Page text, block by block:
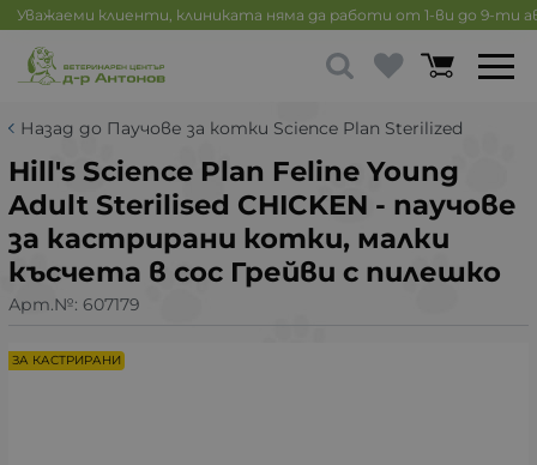
Уважаеми клиенти, клиниката няма да работи от 1-ви до 9-ти
Назад до Паучове за котки Science Plan Sterilized
Hill's Science Plan Feline Young
Adult Sterilised CHICKEN - паучове
за кастрирани котки, малки
късчета в сос Грейви с пилешко
Арт.№: 607179
ЗА КАСТРИРАНИ